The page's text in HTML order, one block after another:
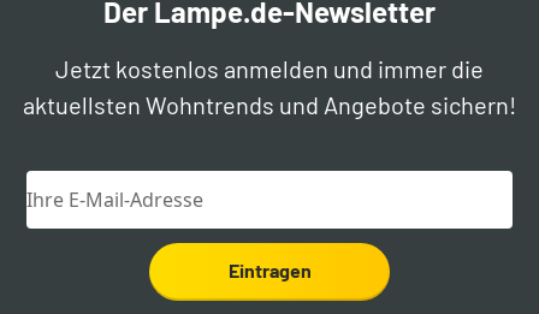
Der Lampe.de-Newsletter
Jetzt kostenlos anmelden und immer die
aktuellsten Wohntrends und Angebote sichern!
Eintragen